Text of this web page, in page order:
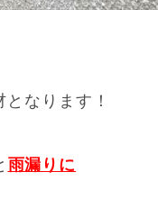
なります！
雨漏りに